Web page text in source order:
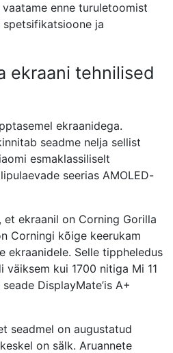
enne turuletoomist
spetsifikatsioone ja
ekraani tehnilised
ekraanidega.
seadme nelja sellist
esmaklassiliselt
seerias AMOLED-
ekraanil on Corning Gorilla
Corningi kõige keerukam
ekraanidele. Selle tippheledus
kui 1700 nitiga Mi 11
DisplayMate’is A+
seadmel on augustatud
on sälk. Aruannete